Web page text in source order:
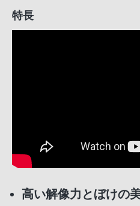
特長
高い解像力とぼけの